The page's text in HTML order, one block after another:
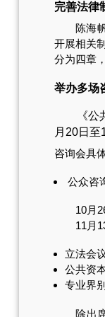
完善法律
陈海帆
开展相关
分为四章
举办多场
《公共
月20日
咨询会具
公众咨
10月26
11月13
立法会
公共资
专业界
除出席